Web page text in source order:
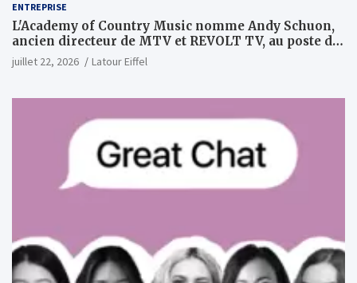
ENTREPRISE
L'Academy of Country Music nomme Andy Schuon,
ancien directeur de MTV et REVOLT TV, au poste de
PDG
juillet 22, 2026 Latour Eiffel